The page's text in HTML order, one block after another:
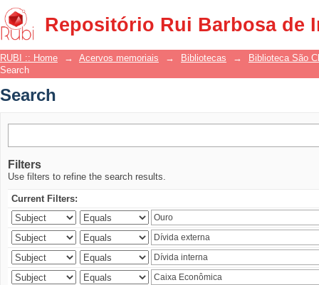
Repositório Rui Barbosa de
Search
RUBI :: Home → Acervos memoriais → Bibliotecas →
Biblioteca São
Search
Search
Filters
Use filters to refine the search results.
Current Filters: